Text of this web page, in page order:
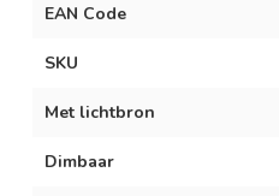
EAN Code
SKU
Met lichtbron
Dimbaar